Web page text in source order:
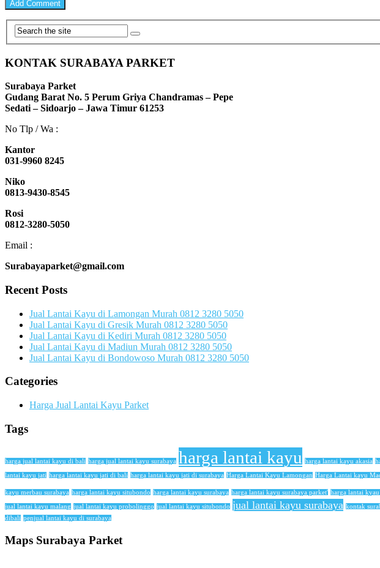
KONTAK SURABAYA PARKET
Surabaya Parket
Gudang Barat No. 5 Perum Griya Chandramas – Pepe
Sedati – Sidoarjo – Jawa Timur 61253
No Tlp / Wa :
Kantor
031-9960 8245
Niko
0813-9430-8545
Rosi
0812-3280-5050
Email :
Surabayaparket@gmail.com
Recent Posts
Jual Lantai Kayu di Lamongan Murah 0812 3280 5050
Jual Lantai Kayu di Gresik Murah 0812 3280 5050
Jual Lantai Kayu di Kediri Murah 0812 3280 5050
Jual Lantai Kayu di Madiun Murah 0812 3280 5050
Jual Lantai Kayu di Bondowoso Murah 0812 3280 5050
Categories
Harga Jual Lantai Kayu Parket
Tags
harga jual lantai kayu di bali harga jual lantai kayu surabaya harga lantai kayu harga lantai kayu akasia
lantai kayu jati harga lantai kayu jati di bali harga lantai kayu jati di surabaya Harga Lantai Kayu Lamongan Harga Lantai kayu
kayu merbau surabaya harga lantai kayu situbondo harga lantai kayu surabaya harga lantai kayu surabaya parket' harga lantai
jual lantai kayu malang jual lantai kayu probolinggo jual lantai kayu situbondo jual lantai kayu surabaya kontak
dibali penjual lantai kayu di surabaya
Maps Surabaya Parket